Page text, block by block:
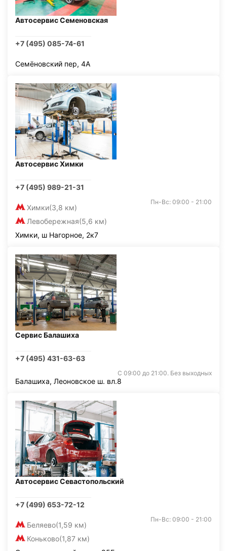
Автосервис Семеновская
+7 (495) 085-74-61
Семёновский пер, 4А
Автосервис Химки
+7 (495) 989-21-31
Химки(3,8 км)
Левобережная(5,6 км)
Пн-Вс: 09:00 - 21:00
Химки, ш Нагорное, 2к7
Сервис Балашиха
+7 (495) 431-63-63
С 09:00 до 21:00. Без выходных
Балашиха, Леоновское ш. вл.8
Автосервис Севастопольский
+7 (499) 653-72-12
Беляево(1,59 км)
Коньково(1,87 км)
Пн-Вс: 09:00 - 21:00